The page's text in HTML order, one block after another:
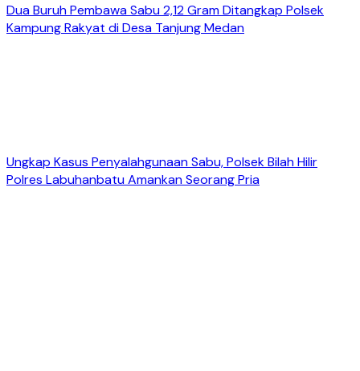
Dua Buruh Pembawa Sabu 2,12 Gram Ditangkap Polsek
Kampung Rakyat di Desa Tanjung Medan
Ungkap Kasus Penyalahgunaan Sabu, Polsek Bilah Hilir
Polres Labuhanbatu Amankan Seorang Pria